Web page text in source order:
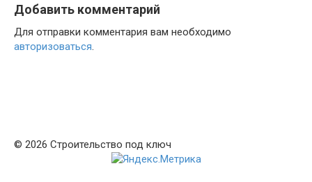
Добавить комментарий
Для отправки комментария вам необходимо
авторизоваться.
© 2026 Строительство под ключ